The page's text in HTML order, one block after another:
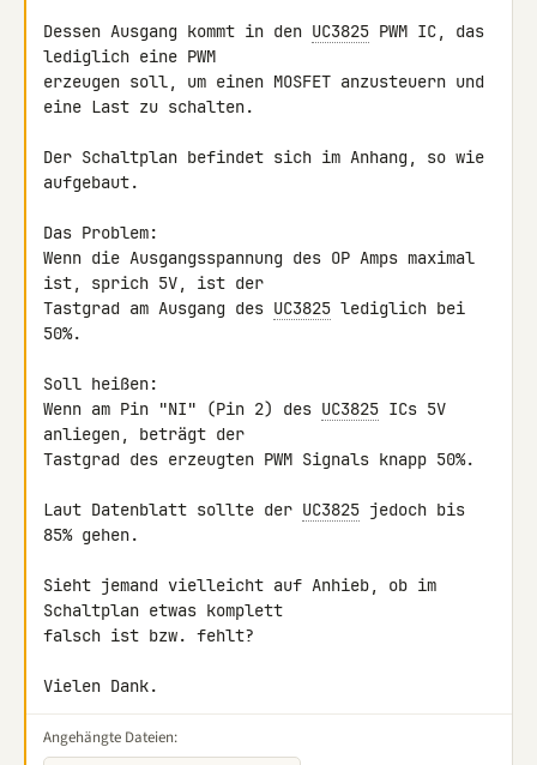
Dessen Ausgang kommt in den UC3825 PWM IC, das
lediglich eine PWM
erzeugen soll, um einen MOSFET anzusteuern und
eine Last zu schalten.
Der Schaltplan befindet sich im Anhang, so wie
aufgebaut.
Das Problem:
Wenn die Ausgangsspannung des OP Amps maximal
ist, sprich 5V, ist der
Tastgrad am Ausgang des UC3825 lediglich bei
50%.
Soll heißen:
Wenn am Pin "NI" (Pin 2) des UC3825 ICs 5V
anliegen, beträgt der
Tastgrad des erzeugten PWM Signals knapp 50%.
Laut Datenblatt sollte der UC3825 jedoch bis
85% gehen.
Sieht jemand vielleicht auf Anhieb, ob im
Schaltplan etwas komplett
falsch ist bzw. fehlt?
Vielen Dank.
Angehängte Dateien: